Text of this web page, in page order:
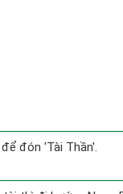
đón 'Tài Thần'.